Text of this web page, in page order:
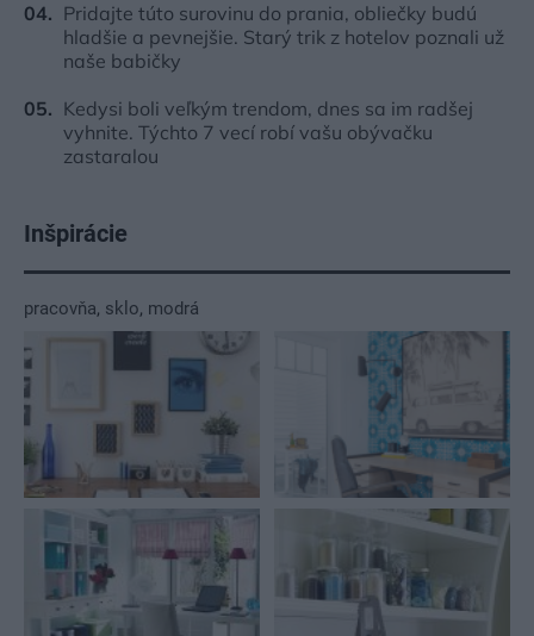
Pridajte túto surovinu do prania, obliečky budú
hladšie a pevnejšie. Starý trik z hotelov poznali už
naše babičky
Kedysi boli veľkým trendom, dnes sa im radšej
vyhnite. Týchto 7 vecí robí vašu obývačku
zastaralou
Inšpirácie
pracovňa, sklo, modrá